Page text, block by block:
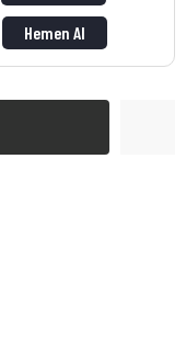
Hemen Al